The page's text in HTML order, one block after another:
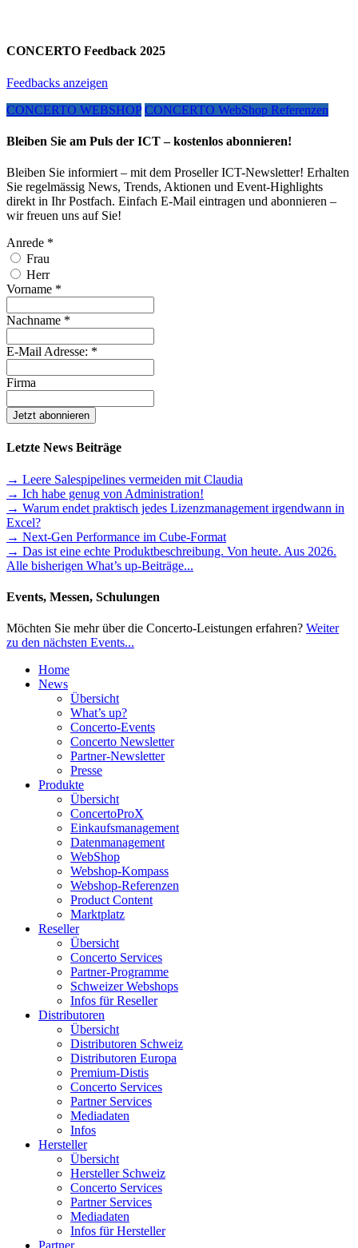
CONCERTO Feedback 2025
Feedbacks anzeigen
CONCERTO WEBSHOP CONCERTO WebShop Referenzen
Bleiben Sie am Puls der ICT – kostenlos abonnieren!
Bleiben Sie informiert – mit dem Proseller ICT-Newsletter! Erhalten
Sie regelmässig News, Trends, Aktionen und Event-Highlights
direkt in Ihr Postfach. Einfach E-Mail eintragen und abonnieren –
wir freuen uns auf Sie!
Anrede *
Frau
Herr
Vorname *
Nachname *
E-Mail Adresse: *
Firma
Letzte News Beiträge
→ Leere Salespipelines vermeiden mit Claudia
→ Ich habe genug von Administration!
→ Warum endet praktisch jedes Lizenzmanagement irgendwann in
Excel?
→ Next-Gen Performance im Cube-Format
→ Das ist eine echte Produktbeschreibung. Von heute. Aus 2026.
Alle bisherigen What’s up-Beiträge...
Events, Messen, Schulungen
Möchten Sie mehr über die Concerto-Leistungen erfahren? Weiter
zu den nächsten Events...
Home
News
Übersicht
What’s up?
Concerto-Events
Concerto Newsletter
Partner-Newsletter
Presse
Produkte
Übersicht
ConcertoProX
Einkaufsmanagement
Datenmanagement
WebShop
Webshop-Kompass
Webshop-Referenzen
Product Content
Marktplatz
Reseller
Übersicht
Concerto Services
Partner-Programme
Schweizer Webshops
Infos für Reseller
Distributoren
Übersicht
Distributoren Schweiz
Distributoren Europa
Premium-Distis
Concerto Services
Partner Services
Mediadaten
Infos
Hersteller
Übersicht
Hersteller Schweiz
Concerto Services
Partner Services
Mediadaten
Infos für Hersteller